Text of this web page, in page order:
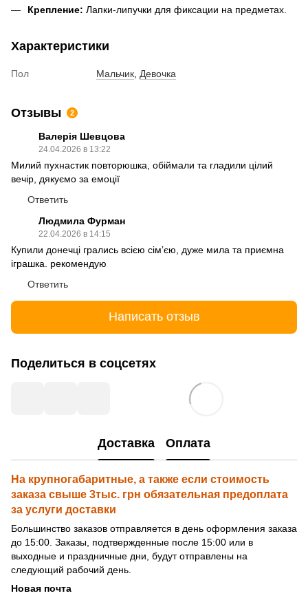
Крепление: Лапки-липучки для фиксации на предметах.
Характеристики
Пол Мальчик Девочка
Отзывы 2
Валерія Шевцова
24.04.2026 в 13:22
Милий пухнастик повторюшка, обіймали та гладили цілий
вечір, дякуємо за емоції
Ответить
Людмила Фурман
22.04.2026 в 14:15
Купили донечці грались всією сімʼєю, дуже мила та приємна
іграшка. рекомендую
Ответить
Написать отзыв
Поделиться в соцсетях
Доставка Оплата
На крупногабаритные, а также если стоимость
заказа свыше 3тыс. грн обязательная предоплата
за услуги доставки
Большинство заказов отправляется в день оформления заказа
до 15:00. Заказы, подтвержденные после 15:00 или в
выходные и праздничные дни, будут отправлены на
следующий рабочий день.
Новая почта